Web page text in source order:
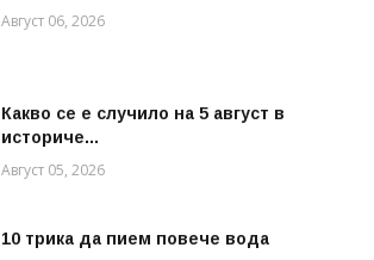
Август 06, 2026
Какво се е случило на 5 август в
историче...
Август 05, 2026
10 трика да пием повече вода